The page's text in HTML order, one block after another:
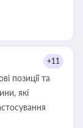
+11
позиції та
які